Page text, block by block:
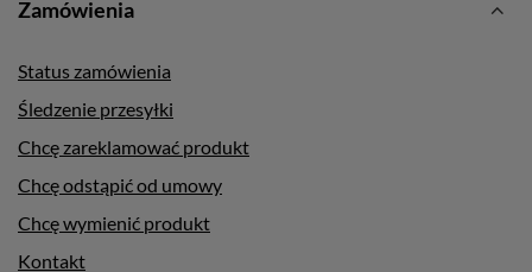
Zamówienia
Status zamówienia
Śledzenie przesyłki
Chcę zareklamować produkt
Chcę odstąpić od umowy
Chcę wymienić produkt
Kontakt